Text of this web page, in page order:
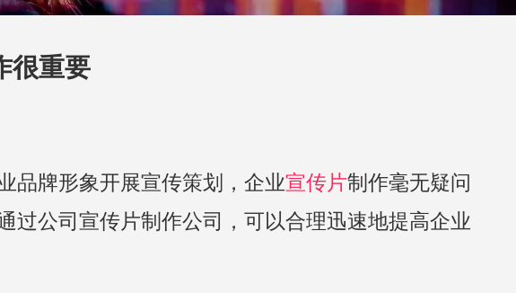
很重要
品牌形象开展宣传策划，企业宣传片制作毫无疑问
过公司宣传片制作公司，可以合理迅速地提高企业